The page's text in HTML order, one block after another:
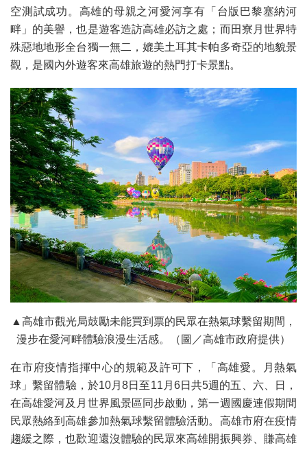
空測試成功。高雄的母親之河愛河享有「台版巴黎塞納河
畔」的美譽，也是遊客造訪高雄必訪之處；而田寮月世界特
殊惡地地形全台獨一無二，媲美土耳其卡帕多奇亞的地貌景
觀，是國內外遊客來高雄旅遊的熱門打卡景點。
▲高雄市觀光局鼓勵未能買到票的民眾在熱氣球繫留期間，
漫步在愛河畔體驗浪漫生活感。（圖／高雄市政府提供）
在市府疫情指揮中心的規範及許可下，「高雄愛。月熱氣
球」繫留體驗，於10月8日至11月6日共5週的五、六、日，
在高雄愛河及月世界風景區同步啟動，第一週國慶連假期間
民眾熱絡到高雄參加熱氣球繫留體驗活動。高雄市府在疫情
趨緩之際，也歡迎還沒體驗的民眾來高雄開振興券、賺高雄